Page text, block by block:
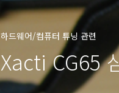
하드웨어/컴퓨터 튜닝 관련
Xacti CG65